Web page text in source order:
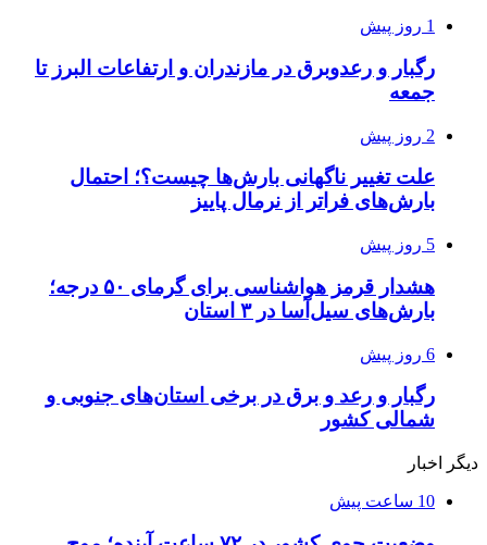
1 روز پیش
رگبار و رعدوبرق در مازندران و ارتفاعات البرز تا
جمعه
2 روز پیش
علت تغییر ناگهانی بارش‌ها چیست؟؛ احتمال
بارش‌های فراتر از نرمال پاییز
5 روز پیش
هشدار قرمز هواشناسی برای گرمای ۵۰ درجه؛
بارش‌های سیل‌آسا در ۳ استان
6 روز پیش
رگبار و رعد و برق در برخی استان‌های جنوبی و
شمالی کشور
دیگر اخبار
10 ساعت پیش